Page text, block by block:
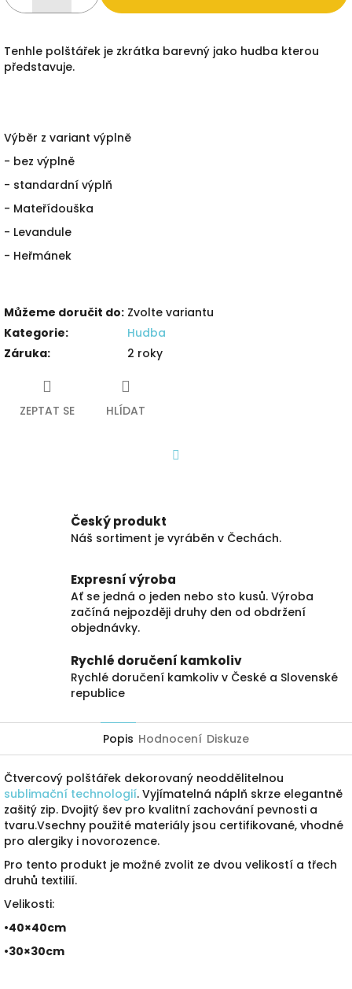
Tenhle polštářek je zkrátka barevný jako hudba kterou
představuje.
Výběr z variant výplně
- bez výplně
- standardní výplň
- Mateřídouška
- Levandule
- Heřmánek
Můžeme doručit do: Zvolte variantu
Kategorie:
Hudba
Záruka: 2 roky
ZEPTAT SE HLÍDAT
Český produkt
Náš sortiment je vyráběn v Čechách.
Expresní výroba
Ať se jedná o jeden nebo sto kusů. Výroba
začíná nejpozději druhy den od obdržení
objednávky.
Rychlé doručení kamkoliv
Rychlé doručení kamkoliv v České a Slovenské
republice
Popis Hodnocení Diskuze
Čtvercový polštářek dekorovaný neoddělitelnou
sublimační technologií. Vyjímatelná náplň skrze elegantně
zašitý zip. Dvojitý šev pro kvalitní zachování pevnosti a
tvaru.Vsechny použité materiály jsou certifikované, vhodné
pro alergiky i novorozence.
Pro tento produkt je možné zvolit ze dvou velikostí a třech
druhů textilií.
Velikosti:
•40×40cm
•30×30cm